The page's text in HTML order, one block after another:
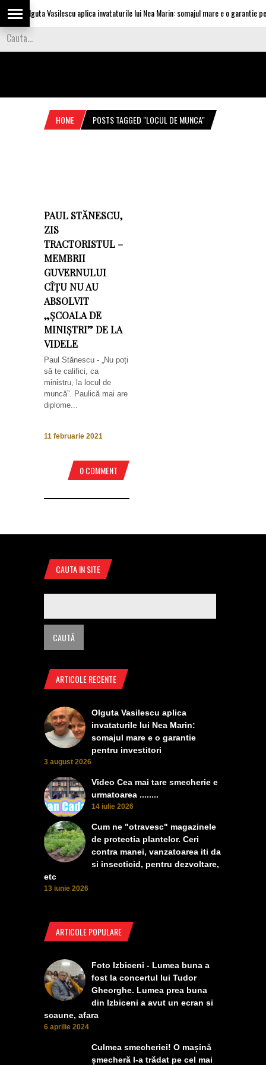
Olguta Vasilescu aplica invataturile lui Nea Marin: somajul mare e o garantie
HOME POSTS TAGGED "LOCUL DE MUNCA"
PAUL STĂNESCU,
ZIS
TRACTORISTUL –
MEMBRII
GUVERNULUI
CÎȚU NU AU
ABSOLVIT
„ȘCOALA DE
MINIȘTRI” DE LA
VIDELE
Paul Stănescu - „Nu poți
să te califici, ca
ministru, la locul de
muncă”. Paulică mai are
diplome...
11 februarie 2021
0 COMMENT
CAUTA IN SITE
ARTICOLE RECENTE
Olguta Vasilescu aplica
invataturile lui Nea Marin:
somajul mare e o garantie
pentru investitori
3 august 2026
Video Cea mai tare smecherie e
urmatoarea ........
14 iulie 2026
Cum ne "otravesc" magazinele
de protectia plantelor. Ceri
contra manei, vanzatoarea iti da
si insecticid, pentru dezvoltare,
etc
13 iunie 2026
ARTICOLE POPULARE
Foto Izbiceni - Lumea buna a
fost la concertul lui Tudor
Gheorghe. Lumea prea buna
din Izbiceni a avut un ecran si
scaune, afara
6 aprilie 2024
Culmea smecheriei! O mașină
șmecheră l-a trădat pe cel mai